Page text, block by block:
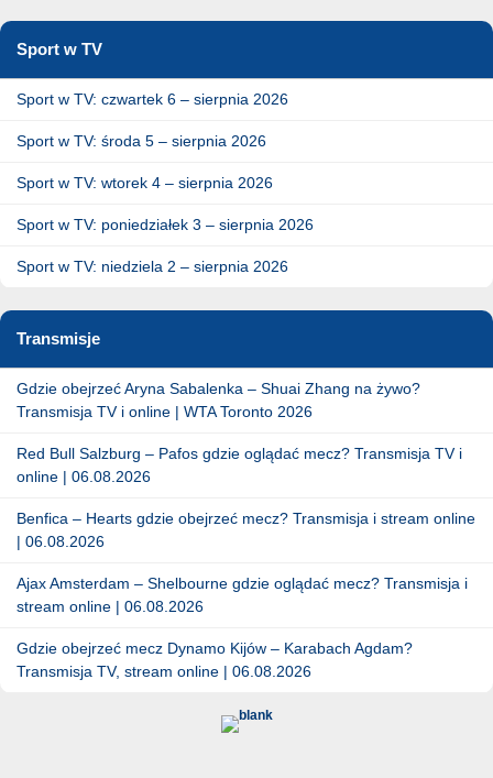
Sport w TV
Sport w TV: czwartek 6 – sierpnia 2026
Sport w TV: środa 5 – sierpnia 2026
Sport w TV: wtorek 4 – sierpnia 2026
Sport w TV: poniedziałek 3 – sierpnia 2026
Sport w TV: niedziela 2 – sierpnia 2026
Transmisje
Gdzie obejrzeć Aryna Sabalenka – Shuai Zhang na żywo?
Transmisja TV i online | WTA Toronto 2026
Red Bull Salzburg – Pafos gdzie oglądać mecz? Transmisja TV i
online | 06.08.2026
Benfica – Hearts gdzie obejrzeć mecz? Transmisja i stream online
| 06.08.2026
Ajax Amsterdam – Shelbourne gdzie oglądać mecz? Transmisja i
stream online | 06.08.2026
Gdzie obejrzeć mecz Dynamo Kijów – Karabach Agdam?
Transmisja TV, stream online | 06.08.2026